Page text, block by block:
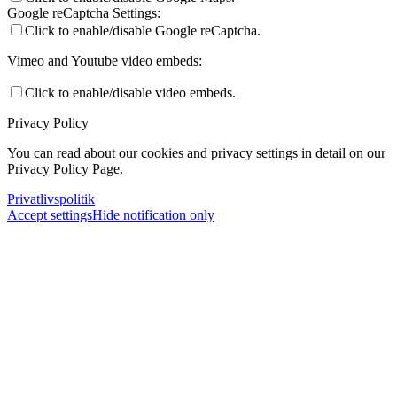
Google reCaptcha Settings:
Click to enable/disable Google reCaptcha.
Vimeo and Youtube video embeds:
Click to enable/disable video embeds.
Privacy Policy
You can read about our cookies and privacy settings in detail on our
Privacy Policy Page.
Privatlivspolitik
Accept settingsHide notification only